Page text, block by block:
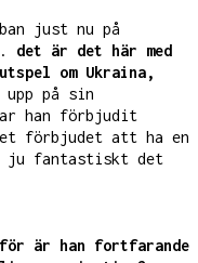
just nu på
det är det här med
om Ukraina,
på sin
han förbjudit
förbjudet att ha en
ju fantastiskt det
är han fortfarande